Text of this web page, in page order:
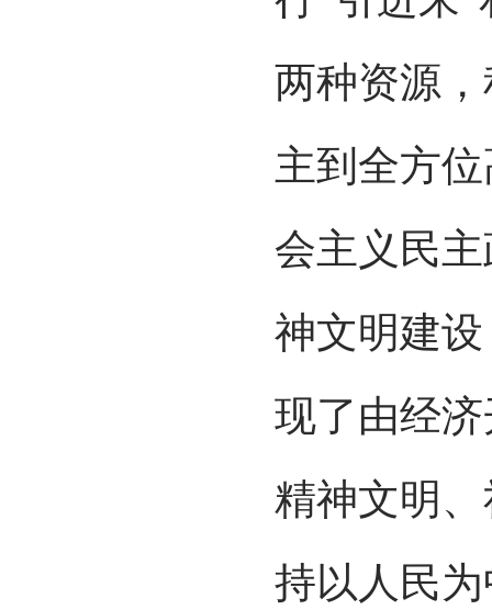
两种资源
主到全方
会主义民
神文明建
现了由经
精神文明
持以人民